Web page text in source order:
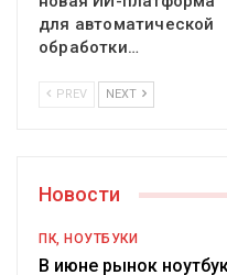
для автоматической
обработки…
PREV NEXT
Новости
ПК, НОУТБУКИ
В июне рынок